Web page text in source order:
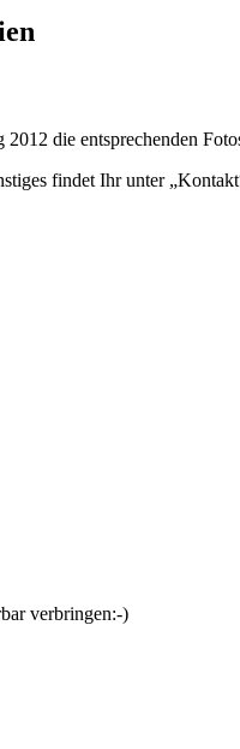
die entsprechenden
findet Ihr unter
verbringen:-)